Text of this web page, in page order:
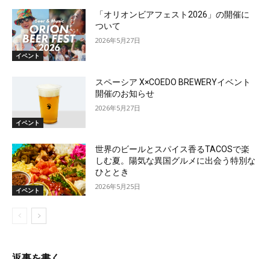
イベント
「オリオンビアフェスト2026」の開催に
ついて
2026年5月27日
イベント
スペーシア X×COEDO BREWERYイベント
開催のお知らせ
2026年5月27日
イベント
世界のビールとスパイス香るTACOSで楽
しむ夏。陽気な異国グルメに出会う特別な
ひととき
2026年5月25日